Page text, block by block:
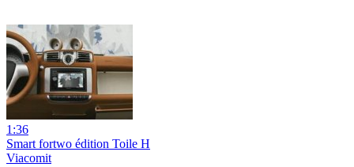
1:36
Smart fortwo édition Toile H
Viacomit